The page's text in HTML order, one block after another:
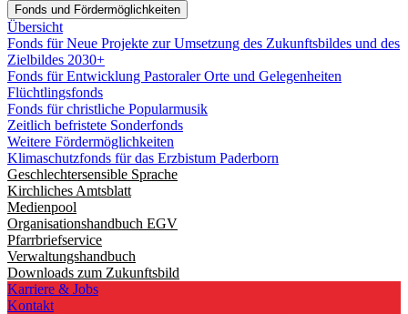
Fonds und Fördermöglichkeiten
Übersicht
Fonds für Neue Projekte zur Umsetzung des Zukunftsbildes und des
Zielbildes 2030+
Fonds für Entwicklung Pastoraler Orte und Gelegenheiten
Flüchtlingsfonds
Fonds für christliche Popularmusik
Zeitlich befristete Sonderfonds
Weitere Fördermöglichkeiten
Klimaschutzfonds für das Erzbistum Paderborn
Geschlechtersensible Sprache
Kirchliches Amtsblatt
Medienpool
Organisationshandbuch EGV
Pfarrbriefservice
Verwaltungshandbuch
Downloads zum Zukunftsbild
Karriere & Jobs
Kontakt